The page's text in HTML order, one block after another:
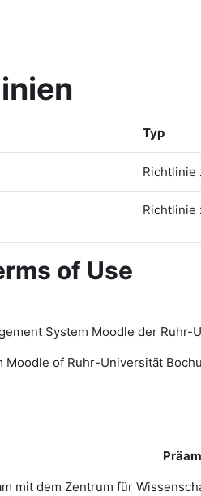
Typ
Richtlinie
Richtlinie
of Use
System Moodle der Ruhr-
Moodle of Ruhr-Universität
mit dem Zentrum für